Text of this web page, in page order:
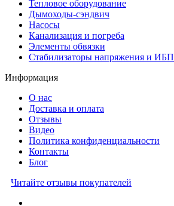
Тепловое оборудование
Дымоходы-сэндвич
Насосы
Канализация и погреба
Элементы обвязки
Стабилизаторы напряжения и ИБП
Информация
О нас
Доставка и оплата
Отзывы
Видео
Политика конфиденциальности
Контакты
Блог
Читайте отзывы покупателей